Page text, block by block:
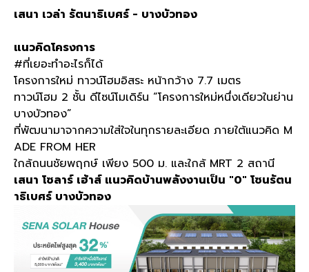
เสนา เวล่า รัตนาธิเบศร์ - บางบัวทอง
แนวคิดโครงการ
#ที่เยอะทำอะไรก็ได้
โครงการใหม่ ทาวน์โฮมอิสระ หน้ากว้าง 7.7 เมตร
ทาวน์โฮม 2 ชั้น ดีไซน์โมเดิร์น “โครงการใหม่หนึ่งเดียวในย่าน
บางบัวทอง”
ที่พัฒนามาจากความใส่ใจในทุกรายละเอียด ภายใต้แนวคิด M
ADE FROM HER
ใกล้ถนนชัยพฤกษ์ เพียง 500 ม. และใกล้ MRT 2 สถานี
เสนา โซลาร์ เฮ้าส์ แนวคิดบ้านพลังงานเป็น "0" โซนรัตน
าธิเบศร์ บางบัวทอง